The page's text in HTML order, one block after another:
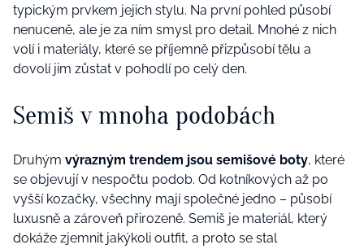
typickým prvkem jejich stylu. Na první pohled působí
nenuceně, ale je za ním smysl pro detail. Mnohé z nich
volí i materiály, které se příjemně přizpůsobí tělu a
dovolí jim zůstat v pohodlí po celý den.
Semiš v mnoha podobách
Druhým výrazným trendem jsou semišové boty, které
se objevují v nespočtu podob. Od kotníkových až po
vyšší kozačky, všechny mají společné jedno – působí
luxusně a zároveň přirozeně. Semiš je materiál, který
dokáže zjemnit jakýkoli outfit, a proto se stal